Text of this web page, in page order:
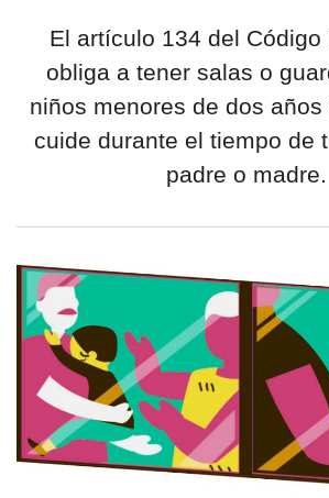
por formato
scrolls
timeline
chequeo
descargables
El artículo 134 del Código
obliga a tener salas o
niños menores de dos
cuide durante el tiempo de
padre o madre.